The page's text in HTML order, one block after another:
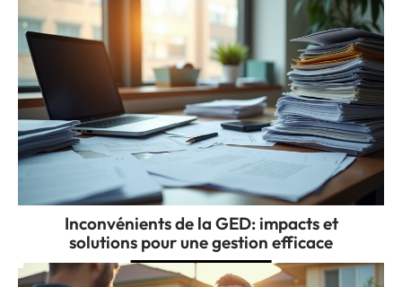
Inconvénients de la GED: impacts et
solutions pour une gestion efficace